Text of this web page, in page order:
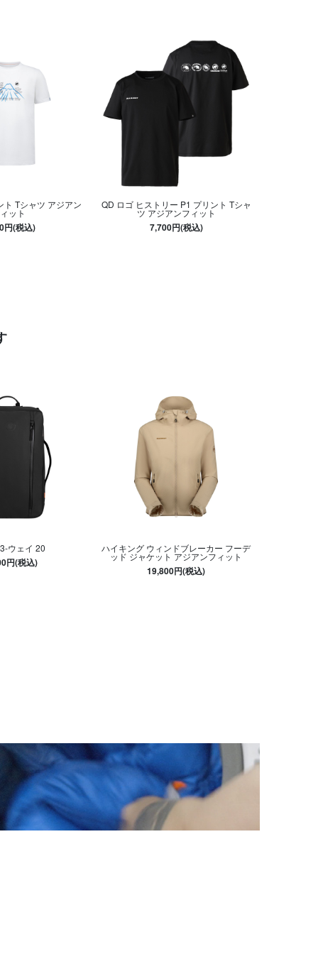
ト Tシャツ アジアン
ット
円(税込)
QD ロゴ ヒストリー P1 プリント Tシャ
ツ アジアンフィット
7,700円(税込)
ウェイ 20
円(税込)
ハイキング ウィンドブレーカー フーデ
ッド ジャケット アジアンフィット
19,800円(税込)